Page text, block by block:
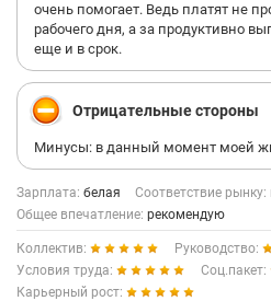
очень помогает. Ведь платят не
рабочего дня, а за продуктивно
еще и в срок.
Отрицательные стороны
Минусы: в данный момент моей
Зарплата: белая Соответствие рынку:
Общее впечатление: рекомендую
Коллектив:
Руководство:
Условия труда:
Соц.пакет:
Карьерный рост: